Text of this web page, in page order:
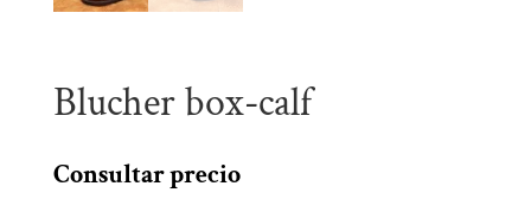
Blucher box-calf
Consultar precio